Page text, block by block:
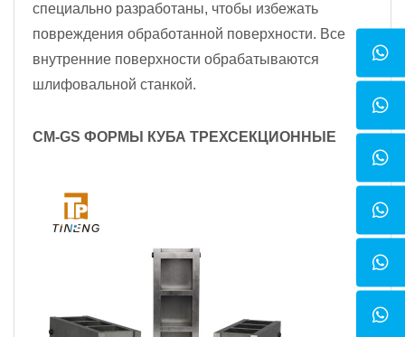
специально разработаны, чтобы избежать
повреждения обработанной поверхности. Все
внутренние поверхности обрабатываются
шлифовальной станкой.
CM-GS ФОРМЫ КУБА ТРЕХСЕКЦИОННЫЕ